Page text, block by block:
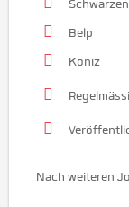
Belp
Köniz
Nach weiteren